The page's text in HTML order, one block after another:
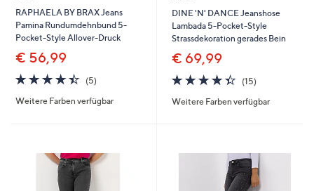
RAPHAELA BY BRAX Jeans
Pamina Rundumdehnbund 5-
Pocket-Style Allover-Druck
€ 56,99
4.4
von
5
(5)5
Weitere Farben verfügbar
DINE 'N' DANCE Jeanshose
Lambada 5-Pocket-Style
Strassdekoration gerades Bein
€ 69,99
4.3
von
5
(15)15
Weitere Farben verfügbar